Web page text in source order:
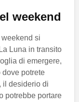
weekend
weekend si
Luna in transito
di emergere,
dove potrete
il desiderio di
potrebbe portare